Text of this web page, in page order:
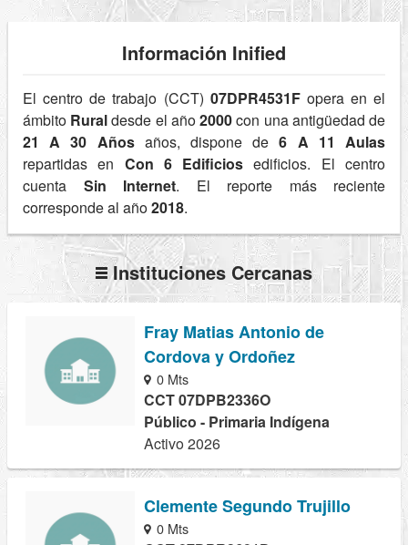
Información Inified
El centro de trabajo (CCT) 07DPR4531Fopera en el
ámbito Ruraldesde el año2000con una antigüedad de
21 A 30 Añosaños, dispone de6 A 11 Aulas
repartidas en Con 6 Edificios edificios. El centro
cuenta Sin Internet. El reporte más reciente
corresponde al año2018.
Instituciones Cercanas
Fray Matias Antonio de
Cordova y Ordoñez
0 Mts
CCT 07DPB2336O
Público - Primaria Indígena
Activo 2026
Clemente Segundo Trujillo
0 Mts